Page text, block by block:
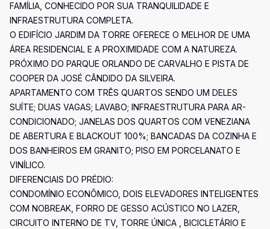
FAMÍLIA, CONHECIDO POR SUA TRANQUILIDADE E
INFRAESTRUTURA COMPLETA.
O EDIFÍCIO JARDIM DA TORRE OFERECE O MELHOR DE UMA
ÁREA RESIDENCIAL E A PROXIMIDADE COM A NATUREZA.
PRÓXIMO DO PARQUE ORLANDO DE CARVALHO E PISTA DE
COOPER DA JOSÉ CÂNDIDO DA SILVEIRA.
APARTAMENTO COM TRÊS QUARTOS SENDO UM DELES
SUÍTE; DUAS VAGAS; LAVABO; INFRAESTRUTURA PARA AR-
CONDICIONADO; JANELAS DOS QUARTOS COM VENEZIANA
DE ABERTURA E BLACKOUT 100%; BANCADAS DA COZINHA E
DOS BANHEIROS EM GRANITO; PISO EM PORCELANATO E
VINÍLICO.
DIFERENCIAIS DO PRÉDIO:
CONDOMÍNIO ECONÔMICO, DOIS ELEVADORES INTELIGENTES
COM NOBREAK, FORRO DE GESSO ACÚSTICO NO LAZER,
CIRCUITO INTERNO DE TV, TORRE ÚNICA , BICICLETÁRIO E